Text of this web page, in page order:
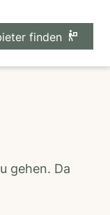
finden
gehen. Da